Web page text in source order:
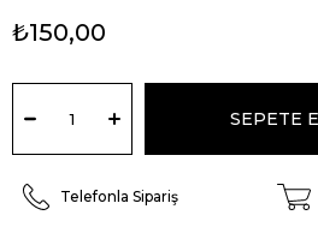
₺150,00
Telefonla Sipariş